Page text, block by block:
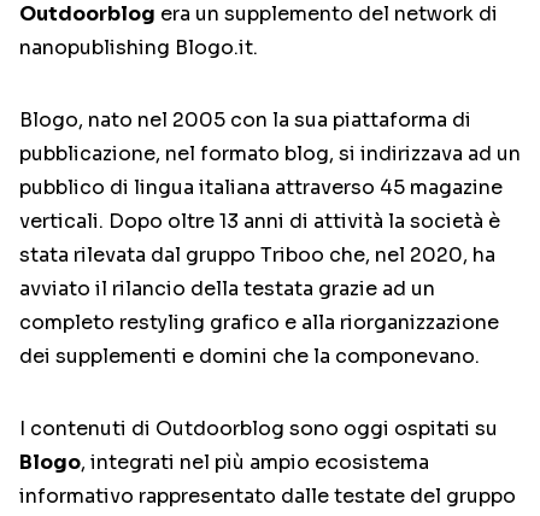
Outdoorblog era un supplemento del network di
nanopublishing Blogo.it.
Blogo, nato nel 2005 con la sua piattaforma di
pubblicazione, nel formato blog, si indirizzava ad un
pubblico di lingua italiana attraverso 45 magazine
verticali. Dopo oltre 13 anni di attività la società è
stata rilevata dal gruppo Triboo che, nel 2020, ha
avviato il rilancio della testata grazie ad un
completo restyling grafico e alla riorganizzazione
dei supplementi e domini che la componevano.
I contenuti di Outdoorblog sono oggi ospitati su
Blogo, integrati nel più ampio ecosistema
informativo rappresentato dalle testate del gruppo